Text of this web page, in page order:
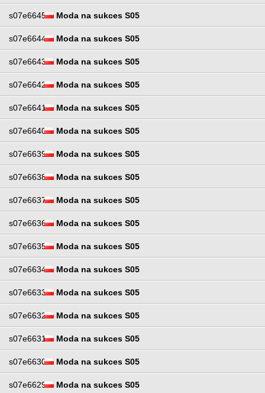
s07e6645 Moda na sukces S05
s07e6644 Moda na sukces S05
s07e6643 Moda na sukces S05
s07e6642 Moda na sukces S05
s07e6641 Moda na sukces S05
s07e6640 Moda na sukces S05
s07e6639 Moda na sukces S05
s07e6638 Moda na sukces S05
s07e6637 Moda na sukces S05
s07e6636 Moda na sukces S05
s07e6635 Moda na sukces S05
s07e6634 Moda na sukces S05
s07e6633 Moda na sukces S05
s07e6632 Moda na sukces S05
s07e6631 Moda na sukces S05
s07e6630 Moda na sukces S05
s07e6629 Moda na sukces S05